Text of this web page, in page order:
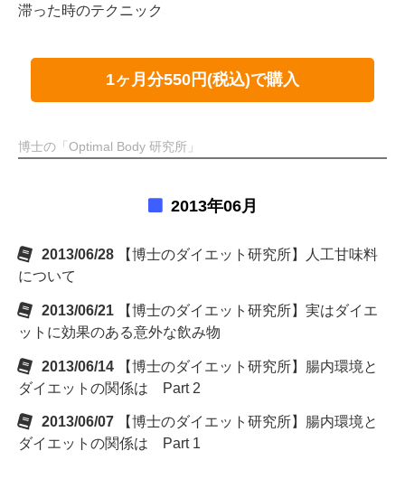
滞った時のテクニック
1ヶ月分550円(税込)で購入
博士の「Optimal Body 研究所」
2013年06月
2013/06/28
【博士のダイエット研究所】人工甘味料
について
2013/06/21
【博士のダイエット研究所】実はダイエ
ットに効果のある意外な飲み物
2013/06/14
【博士のダイエット研究所】腸内環境と
ダイエットの関係は Part 2
2013/06/07
【博士のダイエット研究所】腸内環境と
ダイエットの関係は Part 1